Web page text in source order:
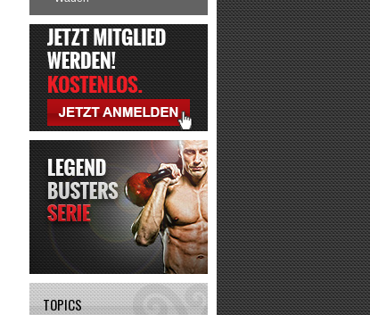
TOPICS